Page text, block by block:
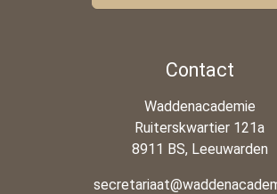
Contact
Waddenacademie
Ruiterskwartier 121a
8911 BS, Leeuwarden